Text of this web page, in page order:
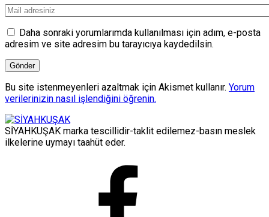
Daha sonraki yorumlarımda kullanılması için adım, e-posta
adresim ve site adresim bu tarayıcıya kaydedilsin.
Bu site istenmeyenleri azaltmak için Akismet kullanır. Yorum
verilerinizin nasıl işlendiğini öğrenin.
SİYAHKUŞAK marka tescillidir-taklit edilemez-basın meslek
ilkelerine uymayı taahüt eder.